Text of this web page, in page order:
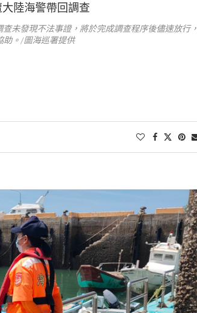
未發現不法事證，將於完成調查程序後儘速放行，
助。/圖海巡署提供